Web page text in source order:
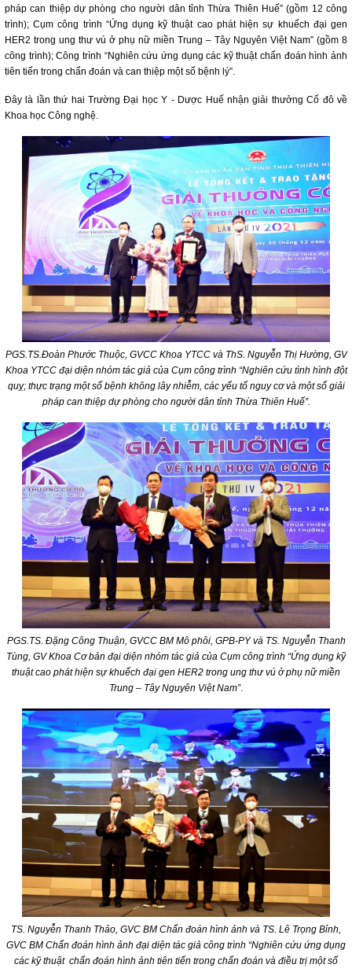
pháp can thiệp dự phòng cho người dân tỉnh Thừa Thiên Huế” (gồm 12 công
trình); Cụm công trình “Ứng dụng kỹ thuật cao phát hiện sự khuếch đại gen
HER2 trong ung thư vú ở phụ nữ miền Trung – Tây Nguyên Việt Nam” (gồm 8
công trình); Công trình “Nghiên cứu ứng dụng các kỹ thuật chẩn đoán hình ảnh
tiên tiến trong chẩn đoán và can thiệp một số bệnh lý”.
Đây là lần thứ hai Trường Đại học Y - Dược Huế nhận giải thưởng Cố đô về
Khoa học Công nghệ.
PGS.TS.Đoàn Phước Thuộc, GVCC Khoa YTCC và ThS. Nguyễn Thị Hường, GV
Khoa YTCC đại diện nhóm tác giả của Cụm công trình “Nghiên cứu tình hình đột
quỵ; thực trạng một số bệnh không lây nhiễm, các yếu tố nguy cơ và một số giải
pháp can thiệp dự phòng cho người dân tỉnh Thừa Thiên Huế”.
PGS.TS. Đặng Công Thuận, GVCC BM Mô phôi, GPB-PY và TS. Nguyễn Thanh
Tùng, GV Khoa Cơ bản đại diện nhóm tác giả của Cụm công trình “Ứng dụng kỹ
thuật cao phát hiện sự khuếch đại gen HER2 trong ung thư vú ở phụ nữ miền
Trung – Tây Nguyên Việt Nam”.
TS. Nguyễn Thanh Thảo, GVC BM Chẩn đoán hình ảnh và TS. Lê Trọng Bỉnh,
GVC BM Chẩn đoán hình ảnh đại diện tác giả công trình “Nghiên cứu ứng dụng
các kỹ thuật chẩn đoán hình ảnh tiên tiến trong chẩn đoán và điều trị một số